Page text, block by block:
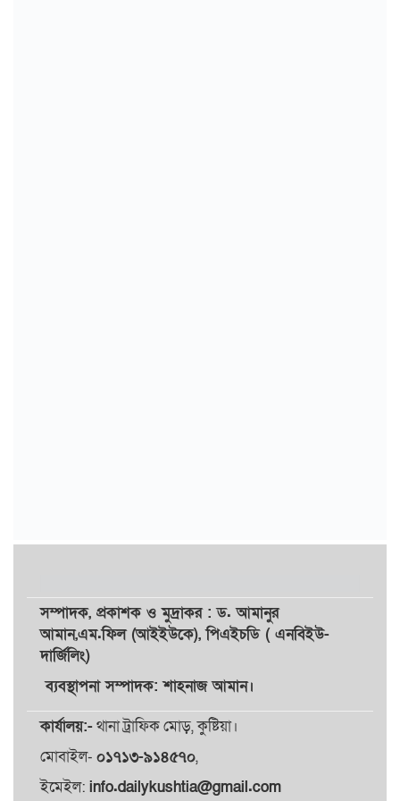
সম্পাদক, প্রকাশকওমুদ্রাকর: ড. আমানুর
আমান,এম.ফিল (আইইউকে), পিএইচডি ( এনবিইউ-
দার্জিলিং)
ব্যবস্থাপনা সম্পাদক: শাহনাজ আমান।
কার্যালয়:-থানা ট্রাফিক মোড়, কুষ্টিয়া।
মোবাইল- ০১৭১৩-৯১৪৫৭০,
ইমেইল: info.dailykushtia@gmail.com